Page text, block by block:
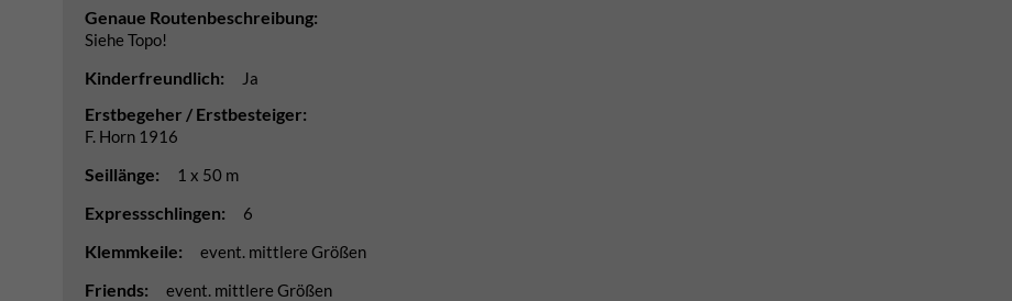
Genaue Routenbeschreibung:
Siehe Topo!
Kinderfreundlich: Ja
Erstbegeher / Erstbesteiger:
F. Horn 1916
Seillänge: 1 x 50 m
Expressschlingen: 6
Klemmkeile: event. mittlere Größen
Friends: event. mittlere Größen